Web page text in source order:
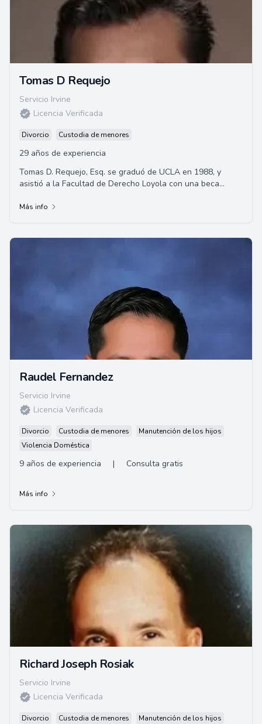
Tomas D Requejo
Servicio Irvine
Licencia Verificada
Divorcio Custodia de menores
29 años de experiencia
Tomas D. Requejo, Esq. se graduó de UCLA en 1988, y
asistió a la Facultad de Derecho Loyola con una beca
Más info
Raudel Fernandez
Servicio Irvine
Licencia Verificada
Divorcio Custodia de menores
Manutención de los hijos
Violencia Doméstica
9 años de experiencia | Consulta gratis
Más info
Richard Joseph Rosiak
Servicio Irvine
Licencia Verificada
Divorcio Custodia de menores Manutención de los hijos